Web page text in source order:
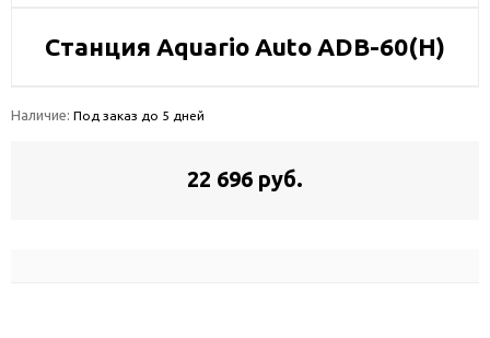
Станция Aquario Auto ADB-60(H)
Наличие: Под заказ до 5 дней
22 696 руб.